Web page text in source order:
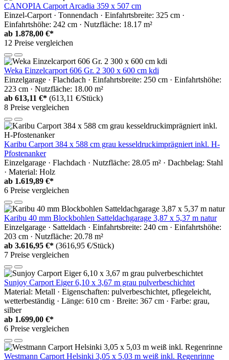
CANOPIA Carport Arcadia 359 x 507 cm
Einzel-Carport · Tonnendach · Einfahrtsbreite: 325 cm ·
Einfahrtshöhe: 242 cm · Nutzfläche: 18.17 m²
ab 1.878,00 €*
12 Preise vergleichen
Weka Einzelcarport 606 Gr. 2 300 x 600 cm kdi
Einzelgarage · Flachdach · Einfahrtsbreite: 250 cm · Einfahrtshöhe:
223 cm · Nutzfläche: 18.00 m²
ab 613,11 €* (613,11 €/Stück)
8 Preise vergleichen
Karibu Carport 384 x 588 cm grau kesseldruckimprägniert inkl. H-
Pfostenanker
Einzelgarage · Flachdach · Nutzfläche: 28.05 m² · Dachbelag: Stahl
· Material: Holz
ab 1.619,89 €*
6 Preise vergleichen
Karibu 40 mm Blockbohlen Satteldachgarage 3,87 x 5,37 m natur
Einzelgarage · Satteldach · Einfahrtsbreite: 240 cm · Einfahrtshöhe:
203 cm · Nutzfläche: 20.78 m²
ab 3.616,95 €* (3616,95 €/Stück)
7 Preise vergleichen
Sunjoy Carport Eiger 6,10 x 3,67 m grau pulverbeschichtet
Material: Metall · Eigenschaften: pulverbeschichtet, pflegeleicht,
wetterbeständig · Länge: 610 cm · Breite: 367 cm · Farbe: grau,
silber
ab 1.699,00 €*
6 Preise vergleichen
Westmann Carport Helsinki 3,05 x 5,03 m weiß inkl. Regenrinne